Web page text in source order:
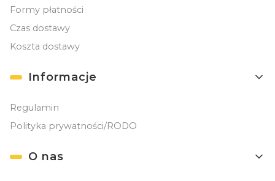
Formy płatności
Czas dostawy
Koszta dostawy
Informacje
Regulamin
Polityka prywatności/RODO
O nas